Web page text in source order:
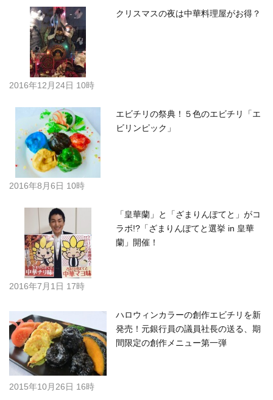
クリスマスの夜は中華料理屋がお得？
2016年12月24日 10時
エビチリの祭典！５色のエビチリ「エ
ビリンピック」
2016年8月6日 10時
「皇華蘭」と「ざまりんぽてと」がコ
ラボ!?「ざまりんぽてと選挙 in 皇華
蘭」開催！
2016年7月1日 17時
ハロウィンカラーの創作エビチリを新
発売！元銀行員の議員社長の送る、期
間限定の創作メニュー第一弾
2015年10月26日 16時